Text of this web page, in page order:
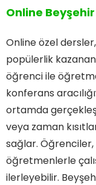
Online
Online özel
popülerlik
öğrenci ile
konferans
ortamda
veya zaman
sağlar.
öğretmenlerle
ilerleyebilir.